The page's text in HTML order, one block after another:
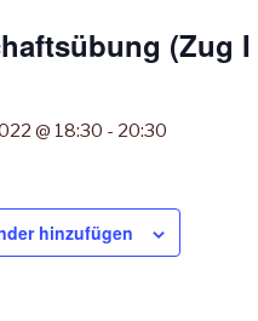
(Zug I
@ 18:30 - 20:30
hinzufügen